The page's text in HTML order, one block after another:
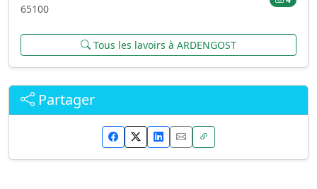
65100
Tous les lavoirs à ARDENGOST
Partager